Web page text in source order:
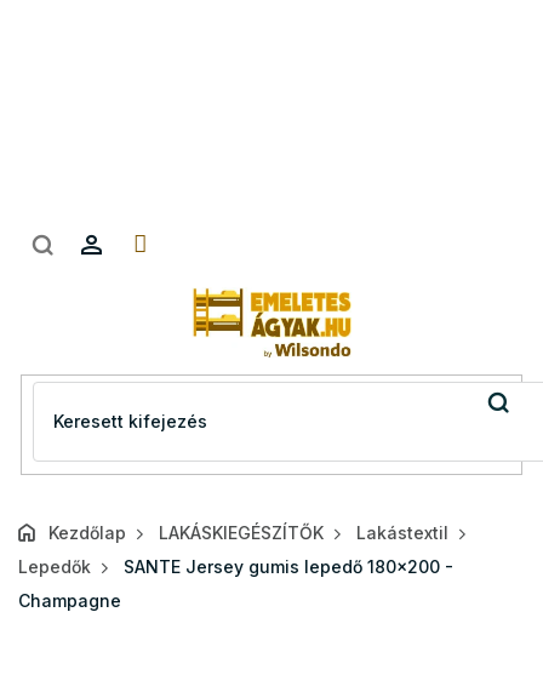
Kezdőlap LAKÁSKIEGÉSZÍTŐK
Lakástextil
Lepedők
SANTE Jersey gumis lepedő 180x200 -
Champagne